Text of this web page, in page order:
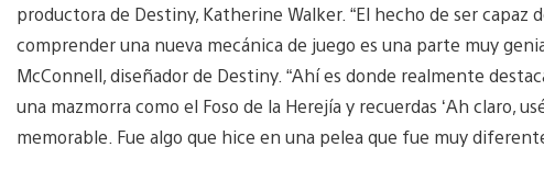
productora de Destiny, Katherine Walker. “El hecho de ser
comprender una nueva mecánica de juego es una parte muy
McConnell, diseñador de Destiny. “Ahí es donde realmente
una mazmorra como el Foso de la Herejía y recuerdas ‘Ah claro,
memorable. Fue algo que hice en una pelea que fue muy